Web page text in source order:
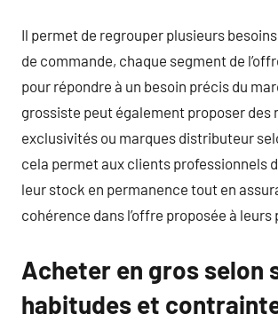
Il permet de regrouper plusieurs
de commande, chaque segment de
pour répondre à un besoin précis du
grossiste peut également proposer des
exclusivités ou marques distributeur
cela permet aux clients professionnels
leur stock en permanence tout en
cohérence dans l’offre proposée à
Acheter en gros selon
habitudes et